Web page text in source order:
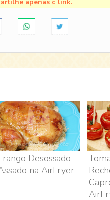
apenas o link.
Desossado
na AirFryer